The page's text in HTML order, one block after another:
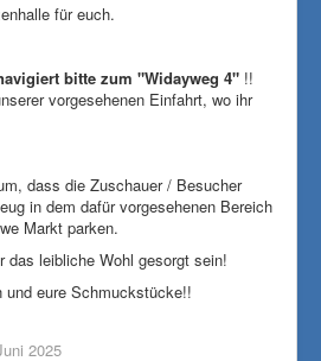
für euch.
bitte zum "Widayweg 4" !!
vorgesehenen Einfahrt, wo ihr
dass die Zuschauer / Besucher
in dem dafür vorgesehenen Bereich
Markt parken.
das leibliche Wohl gesorgt sein!
und eure Schmuckstücke!!
2025